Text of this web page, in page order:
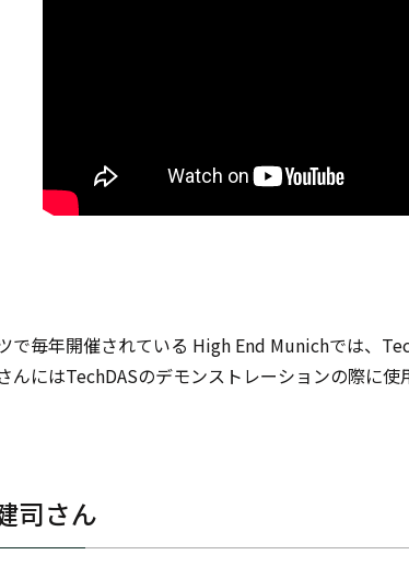
で毎年開催されている High End Munichでは、
んにはTechDASのデモンストレーションの際に
司さん